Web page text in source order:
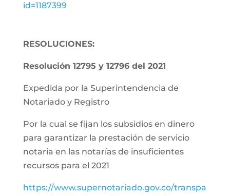
id=1187399
RESOLUCIONES:
Resolución 12795 y 12796 del 2021
Expedida por la Superintendencia de
Notariado y Registro
Por la cual se fijan los subsidios en dinero
para garantizar la prestación de servicio
notaria en las notarías de insuficientes
recursos para el 2021
https://www.supernotariado.gov.co/transpa